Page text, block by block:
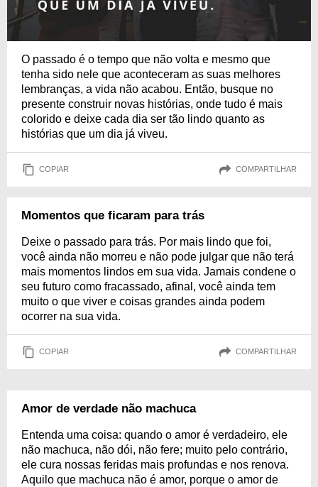
O passado é o tempo que não volta e mesmo que
tenha sido nele que aconteceram as suas melhores
lembranças, a vida não acabou. Então, busque no
presente construir novas histórias, onde tudo é mais
colorido e deixe cada dia ser tão lindo quanto as
histórias que um dia já viveu.
COPIAR COMPARTILHAR
Momentos que ficaram para trás
Deixe o passado para trás. Por mais lindo que foi,
você ainda não morreu e não pode julgar que não terá
mais momentos lindos em sua vida. Jamais condene o
seu futuro como fracassado, afinal, você ainda tem
muito o que viver e coisas grandes ainda podem
ocorrer na sua vida.
COPIAR COMPARTILHAR
Amor de verdade não machuca
Entenda uma coisa: quando o amor é verdadeiro, ele
não machuca, não dói, não fere; muito pelo contrário,
ele cura nossas feridas mais profundas e nos renova.
Aquilo que machuca não é amor, porque o amor de